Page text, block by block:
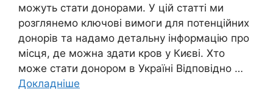
можуть стати донорами. У цій статті ми
розглянемо ключові вимоги для потенційних
донорів та надамо детальну інформацію про
місця, де можна здати кров у Києві. Хто
може стати донором в Україні Відповідно …
Докладніше